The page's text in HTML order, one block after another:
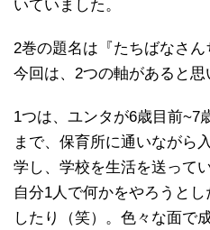
いていました。
2巻の題名は『たちばなさん
今回は、2つの軸があると思
1つは、ユンタが6歳目前~7
まで、保育所に通いながら
学し、学校を生活を送って
自分1人で何かをやろうと
したり（笑）。色々な面で